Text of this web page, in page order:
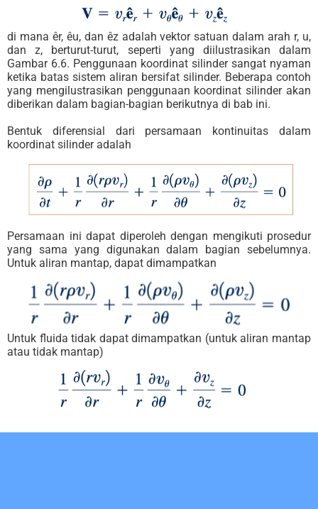
di mana êr, êu, dan êz adalah vektor satuan dalam arah r, u,
dan z, berturut-turut, seperti yang diilustrasikan dalam
Gambar 6.6. Penggunaan koordinat silinder sangat nyaman
ketika batas sistem aliran bersifat silinder. Beberapa contoh
yang mengilustrasikan penggunaan koordinat silinder akan
diberikan dalam bagian-bagian berikutnya di bab ini.
Bentuk diferensial dari persamaan kontinuitas dalam
koordinat silinder adalah
Persamaan ini dapat diperoleh dengan mengikuti prosedur
yang sama yang digunakan dalam bagian sebelumnya.
Untuk aliran mantap, dapat dimampatkan
Untuk fluida tidak dapat dimampatkan (untuk aliran mantap
atau tidak mantap)